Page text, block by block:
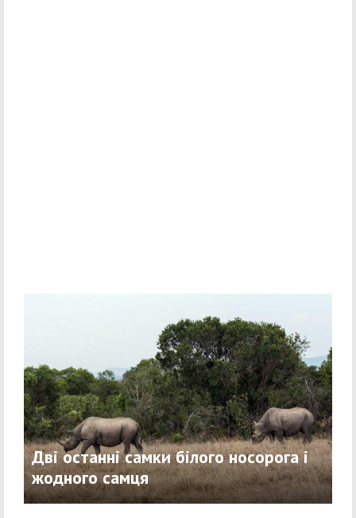
Дві останні самки білого носорога і
жодного самця